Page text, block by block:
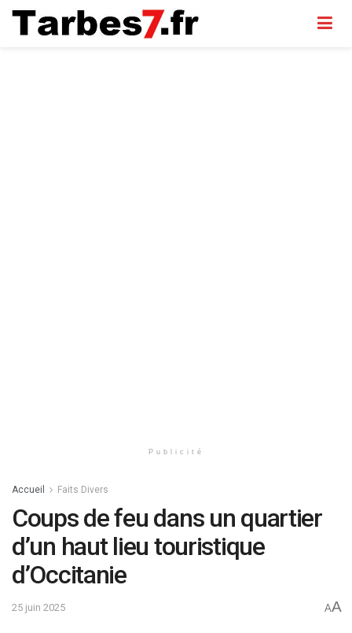
Publicité
Accueil Faits Divers
Coups de feu dans un quartier
d’un haut lieu touristique
d’Occitanie
25 juin 2025 AA